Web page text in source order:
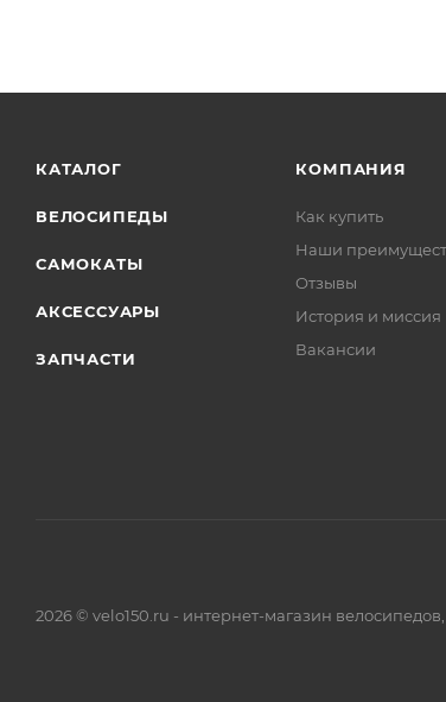
КАТАЛОГ
ВЕЛОСИПЕДЫ
САМОКАТЫ
АКСЕССУАРЫ
ЗАПЧАСТИ
КОМПАНИЯ
Как купить
Наши
Отзывы
История и миссия
Вакансии
2026 © velo150.ru - интернет-магазин